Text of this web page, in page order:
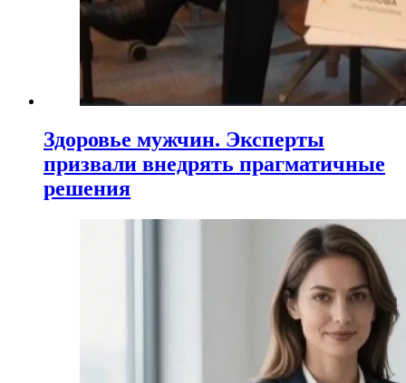
Здоровье мужчин. Эксперты
призвали внедрять прагматичные
решения